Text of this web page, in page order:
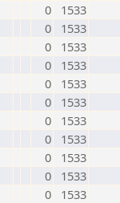
0
1533
0
1533
0
1533
0
1533
0
1533
0
1533
0
1533
0
1533
0
1533
0
1533
0
1533